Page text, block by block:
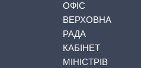
ОФІС
ВЕРХОВНА
РАДА
КАБІНЕТ
МІНІСТРІВ